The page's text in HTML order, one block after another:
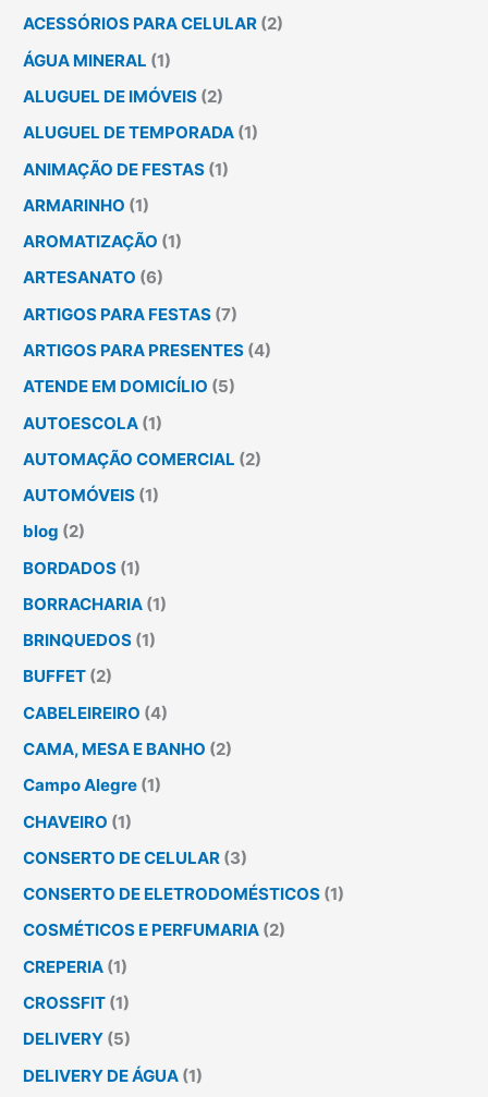
ACESSÓRIOS PARA CELULAR (2)
ÁGUA MINERAL (1)
ALUGUEL DE IMÓVEIS (2)
ALUGUEL DE TEMPORADA (1)
ANIMAÇÃO DE FESTAS (1)
ARMARINHO (1)
AROMATIZAÇÃO (1)
ARTESANATO (6)
ARTIGOS PARA FESTAS (7)
ARTIGOS PARA PRESENTES (4)
ATENDE EM DOMICÍLIO (5)
AUTOESCOLA (1)
AUTOMAÇÃO COMERCIAL (2)
AUTOMÓVEIS (1)
blog (2)
BORDADOS (1)
BORRACHARIA (1)
BRINQUEDOS (1)
BUFFET (2)
CABELEIREIRO (4)
CAMA, MESA E BANHO (2)
Campo Alegre (1)
CHAVEIRO (1)
CONSERTO DE CELULAR (3)
CONSERTO DE ELETRODOMÉSTICOS (1)
COSMÉTICOS E PERFUMARIA (2)
CREPERIA (1)
CROSSFIT (1)
DELIVERY (5)
DELIVERY DE ÁGUA (1)